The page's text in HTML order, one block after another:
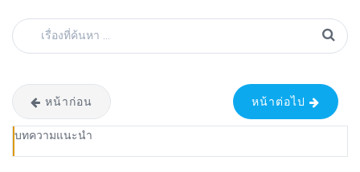
หน้าก่อน หน้าต่อไป
บทความแนะนำ